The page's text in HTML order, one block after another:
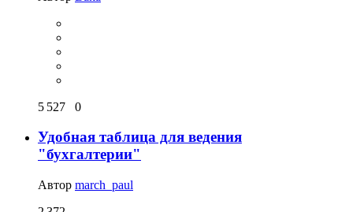
5 527 0
Удобная таблица для ведения
"бухгалтерии"
Автор march_paul